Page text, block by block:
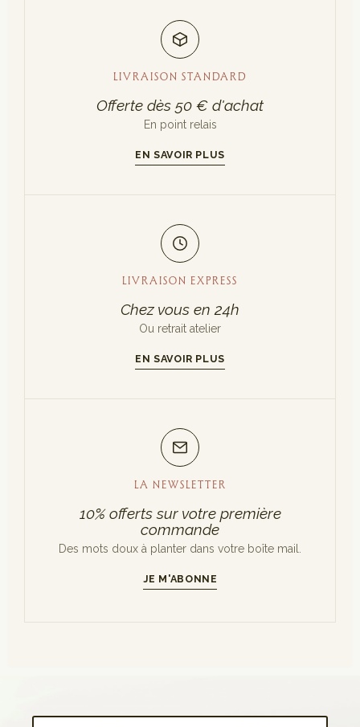
LIVRAISON STANDARD
Offerte dès 50 € d'achat
En point relais
EN SAVOIR PLUS
LIVRAISON EXPRESS
Chez vous en 24h
Ou retrait atelier
EN SAVOIR PLUS
LA NEWSLETTER
10% offerts sur votre première
commande
Des mots doux à planter dans votre boîte mail.
JE M'ABONNE
S'INSCRIRE